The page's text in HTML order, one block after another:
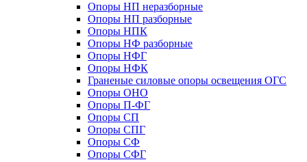
Опоры НП неразборные
Опоры НП разборные
Опоры НПК
Опоры НФ разборные
Опоры НФГ
Опоры НФК
Граненые силовые опоры освещения ОГС
Опоры ОНО
Опоры П-ФГ
Опоры СП
Опоры СПГ
Опоры СФ
Опоры СФГ